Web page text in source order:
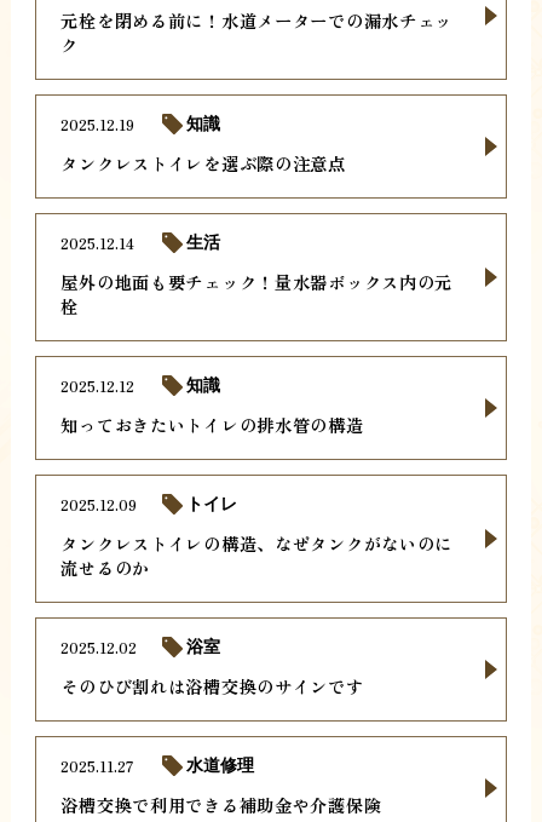
元栓を閉める前に！水道メーターでの漏水チェッ
ク
タンクレストイレを選ぶ際の注意点
2025.12.19 知識
屋外の地面も要チェック！量水器ボックス内の元
栓
2025.12.14 生活
知っておきたいトイレの排水管の構造
2025.12.12 知識
タンクレストイレの構造、なぜタンクがないのに
流せるのか
2025.12.09 トイレ
そのひび割れは浴槽交換のサインです
2025.12.02 浴室
浴槽交換で利用できる補助金や介護保険
2025.11.27 水道修理